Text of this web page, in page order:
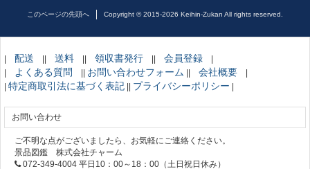
このページの先頭へ Copyright © 2015-2026 Keihin-Zukan All rights reserved.
配送 送料 領収書発行 会員登録
よくある質問 お問い合わせフォーム 会社概要
特定商取引法に基づく表記 プライバシーポリシー
お問い合わせ
ご不明な点がございましたら、お気軽にご連絡ください。
景品図鑑 株式会社チャーム
072-349-4004 平日10：00～18：00（土日祝日休み）